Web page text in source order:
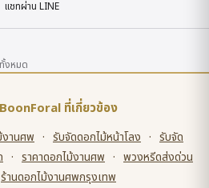
แชทผ่าน LINE
งหมด
ที่เกี่ยวข้อง
านศพ · รับจัดดอกไม้หน้าโลง · รับจัด
· ราคาดอกไม้งานศพ · พวงหรีดส่งด่วน
ร้านดอกไม้งานศพกรุงเทพ